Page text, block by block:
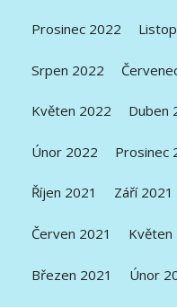
Prosinec 2022
Srpen 2022
Květen 2022 Duben
Únor 2022 Prosinec
Říjen 2021 Září 2021
Červen 2021 Květen
Březen 2021 Únor